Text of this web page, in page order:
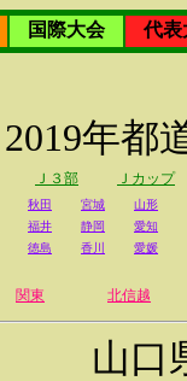
国際大会
代表
2019年都
Ｊ３部 Ｊカップ
秋田 宮城
山形
福井 静岡
愛知
徳島 香川 愛媛
関東 北信越
山口